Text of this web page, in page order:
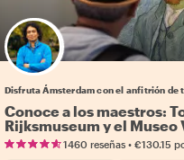
Elige tu local favorito
Disfruta Ámsterdam con el anfitrión de
Conoce a los maestros:
Rijksmuseum y el Museo
1460 reseñas• €130.15